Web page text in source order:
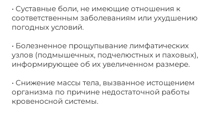
• Суставные боли, не имеющие отношения к
соответственным заболеваниям или ухудшению
погодных условий.
• Болезненное прощупывание лимфатических
узлов (подмышечных, подчелюстных и паховых),
информирующее об их увеличенном размере.
• Снижение массы тела, вызванное истощением
организма по причине недостаточной работы
кровеносной системы.